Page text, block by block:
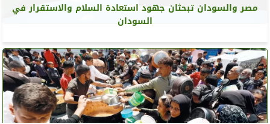
مصر والسودان تبحثان جهود استعادة السلام والاستقرار في
السودان